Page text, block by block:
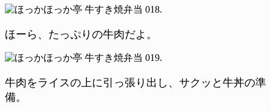
ほーら、たっぷりの牛肉だよ。
牛肉をライスの上に引っ張り出し、サクッと牛丼の準
備。